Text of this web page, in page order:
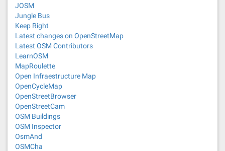
JOSM
Jungle Bus
Keep Right
Latest changes on OpenStreetMap
Latest OSM Contributors
LearnOSM
MapRoulette
Open Infraestructure Map
OpenCycleMap
OpenStreetBrowser
OpenStreetCam
OSM Buildings
OSM Inspector
OsmAnd
OSMCha